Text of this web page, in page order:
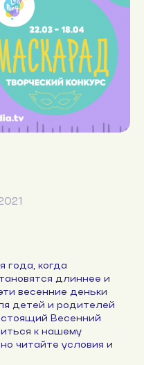
года, когда
длиннее и
весенние деньки
детей и родителей
Весенний
к нашему
читайте условия и